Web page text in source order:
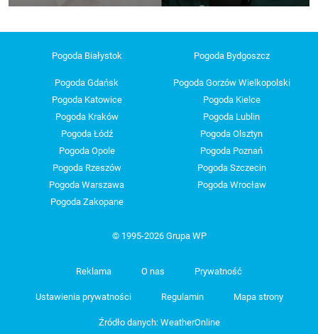
Pogoda Białystok Pogoda Bydgoszcz
Pogoda Gdańsk
Pogoda Gorzów Wielkopolski
Pogoda Katowice
Pogoda Kielce
Pogoda Kraków
Pogoda Lublin
Pogoda Łódź
Pogoda Olsztyn
Pogoda Opole
Pogoda Poznań
Pogoda Rzeszów
Pogoda Szczecin
Pogoda Warszawa
Pogoda Wrocław
Pogoda Zakopane
© 1995-2026 Grupa WP
Reklama O nas Prywatność
Ustawienia prywatności Regulamin Mapa strony
Źródło danych: WeatherOnline